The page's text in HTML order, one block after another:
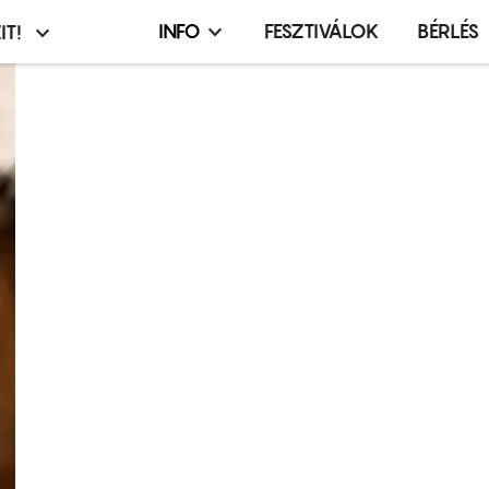
Infó,
INFO FESZTIVÁLOK BÉRLÉS